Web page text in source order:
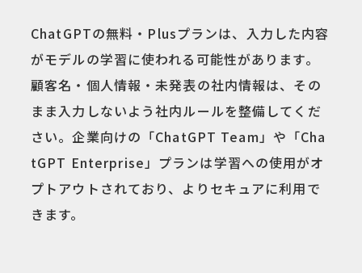
ChatGPTの無料・Plusプランは、入力した内容
がモデルの学習に使われる可能性があります。
顧客名・個人情報・未発表の社内情報は、その
まま入力しないよう社内ルールを整備してくだ
さい。企業向けの「ChatGPT Team」や「Cha
tGPT Enterprise」プランは学習への使用がオ
プトアウトされており、よりセキュアに利用で
きます。